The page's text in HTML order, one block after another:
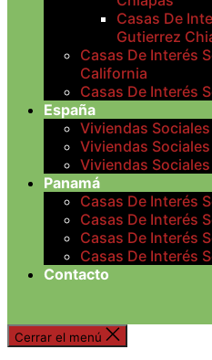
Casas De
Gutierrez
Casas De Interés
California
Casas De Interés
España
Viviendas
Viviendas
Viviendas
Panamá
Casas De Interés
Casas De Interés
Casas De Interés
Casas De Interés
Contacto
Cerrar el menú